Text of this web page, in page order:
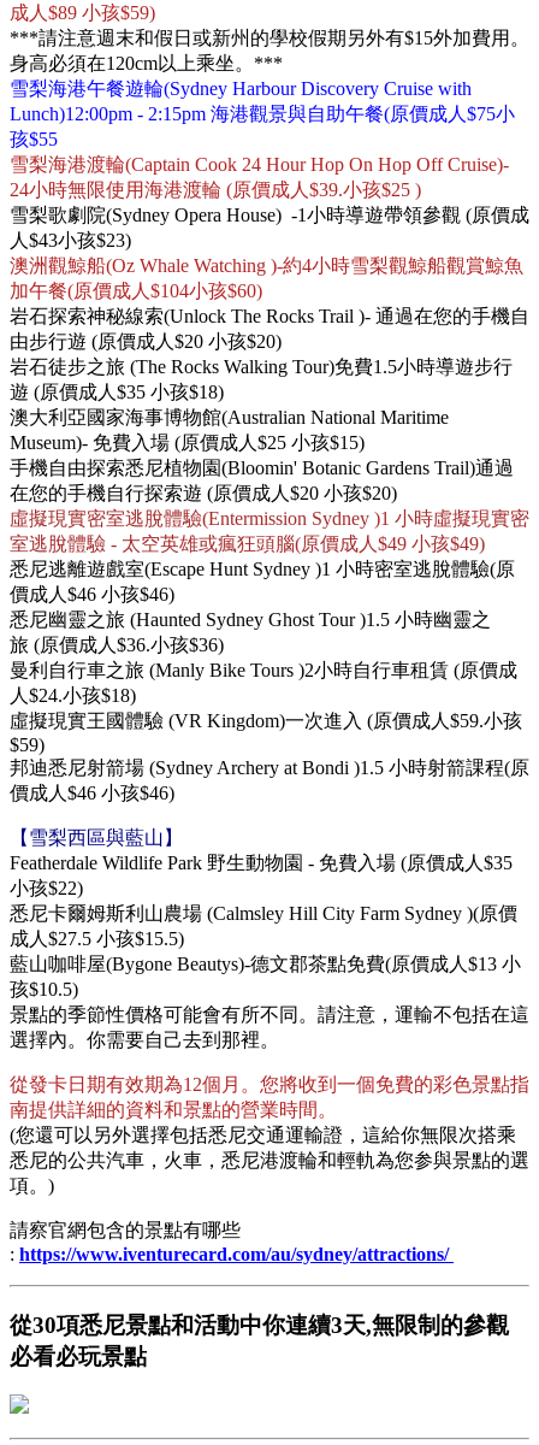
成人$89 小孩$59)
***請注意週末和假日或新州的學校假期另外有$15外加費用。
身高必須在120cm以上乘坐。***
雪梨海港午餐遊輪(Sydney Harbour Discovery Cruise with
Lunch)12:00pm - 2:15pm 海港觀景與自助午餐(原價成人$75小
孩$55
雪梨海港渡輪(Captain Cook 24 Hour Hop On Hop Off Cruise)-
24小時無限使用海港渡輪 (原價成人$39.小孩$25 )
雪梨歌劇院(Sydney Opera House) -1小時導遊帶領參觀 (原價成
人$43小孩$23)
澳洲觀鯨船(Oz Whale Watching )-約4小時雪梨觀鯨船觀賞鯨魚
加午餐(原價成人$104小孩$60)
岩石探索神秘線索(Unlock The Rocks Trail )- 通過在您的手機自
由步行遊 (原價成人$20 小孩$20)
岩石徒步之旅 (The Rocks Walking Tour)免費1.5小時導遊步行
遊 (原價成人$35 小孩$18)
澳大利亞國家海事博物館(Australian National Maritime
Museum)- 免費入場 (原價成人$25 小孩$15)
手機自由探索悉尼植物園(Bloomin' Botanic Gardens Trail)通過
在您的手機自行探索遊 (原價成人$20 小孩$20)
虛擬現實密室逃脫體驗(Entermission Sydney )1 小時虛擬現實密
室逃脫體驗 - 太空英雄或瘋狂頭腦(原價成人$49 小孩$49)
悉尼逃離遊戲室(Escape Hunt Sydney )1 小時密室逃脫體驗(原
價成人$46 小孩$46)
悉尼幽靈之旅 (Haunted Sydney Ghost Tour )1.5 小時幽靈之
旅 (原價成人$36.小孩$36)
曼利自行車之旅 (Manly Bike Tours )2小時自行車租賃 (原價成
人$24.小孩$18)
虛擬現實王國體驗 (VR Kingdom)一次進入 (原價成人$59.小孩
$59)
邦迪悉尼射箭場 (Sydney Archery at Bondi )1.5 小時射箭課程(原
價成人$46 小孩$46)
【 雪梨西區與藍山】
Featherdale Wildlife Park 野生動物園 - 免費入場 (原價成人$35
小孩$22)
悉尼卡爾姆斯利山農場 (Calmsley Hill City Farm Sydney )(原價
成人$27.5 小孩$15.5)
藍山咖啡屋(Bygone Beautys)-德文郡茶點免費(原價成人$13 小
孩$10.5)
景點的季節性價格可能會有所不同。請注意，運輸不包括在這
選擇內。你需要自己去到那裡。
從發卡日期有效期為12個月。您將收到一個免費的彩色景點指
南提供詳細的資料和景點的營業時間。
(您還可以另外選擇包括悉尼交通運輸證，這給你無限次搭乘
悉尼的公共汽車，火車，悉尼港渡輪和輕軌為您参與景點的選
項。)
請察官網包含的景點有哪些
: https://www.iventurecard.com/au/sydney/attractions/
從30項悉尼景點和活動中你連續3天,無限制的參觀
必看必玩景點